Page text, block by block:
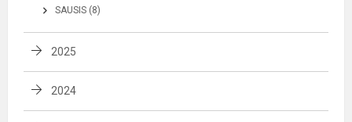
SAUSIS (8)
2025
2024